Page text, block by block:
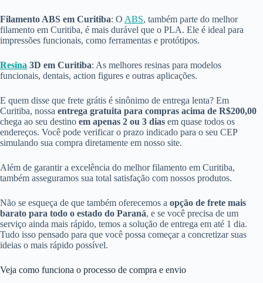
Filamento ABS em Curitiba: O ABS, também parte do melhor
filamento em Curitiba, é mais durável que o PLA. Ele é ideal para
impressões funcionais, como ferramentas e protótipos.
Resina 3D em Curitiba: As melhores resinas para modelos
funcionais, dentais, action figures e outras aplicações.
E quem disse que frete grátis é sinônimo de entrega lenta? Em
Curitiba, nossa entrega gratuita para compras acima de R$200,00
chega ao seu destino em apenas 2 ou 3 dias em quase todos os
endereços. Você pode verificar o prazo indicado para o seu CEP
simulando sua compra diretamente em nosso site.
Além de garantir a excelência do melhor filamento em Curitiba,
também asseguramos sua total satisfação com nossos produtos.
Não se esqueça de que também oferecemos a opção de frete mais
barato para todo o estado do Paraná, e se você precisa de um
serviço ainda mais rápido, temos a solução de entrega em até 1 dia.
Tudo isso pensado para que você possa começar a concretizar suas
ideias o mais rápido possível.
Veja como funciona o processo de compra e envio